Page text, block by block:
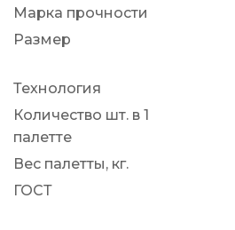
Марка прочности
Размер
Технология
Количество шт. в 1
палетте
Вес палетты, кг.
ГОСТ